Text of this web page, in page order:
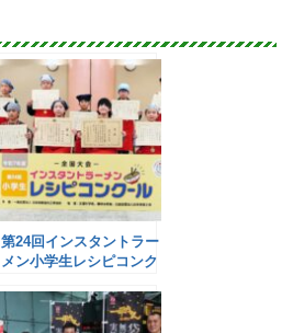
第24回インスタントラー
メン小学生レシピコンク
本即席食品工業協会